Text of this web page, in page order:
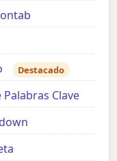
Destacado
Clave